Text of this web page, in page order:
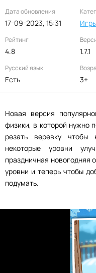
Дата обновления
17-09-2023, 15:31
Рейтинг
4.8 1.7.1
Русский язык
Есть 3+
Новая версия
физики, в которой нужно
резать веревку чтобы
некоторые уровни
праздничная новогодняя
уровни и теперь чтобы
подумать.